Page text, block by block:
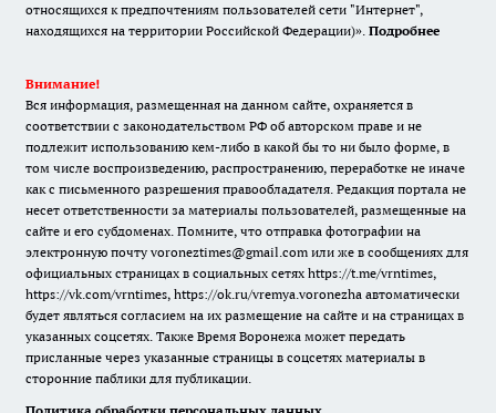
относящихся к предпочтениям пользователей сети "Интернет",
находящихся на территории Российской Федерации)». Подробнее
Внимание!
Вся информация, размещенная на данном сайте, охраняется в
соответствии с законодательством РФ об авторском праве и не
подлежит использованию кем-либо в какой бы то ни было форме, в
том числе воспроизведению, распространению, переработке не иначе
как с письменного разрешения правообладателя. Редакция портала не
несет ответственности за материалы пользователей, размещенные на
сайте и его субдоменах. Помните, что отправка фотографии на
электронную почту voroneztimes@gmail.com или же в сообщениях для
официальных страницах в социальных сетях https://t.me/vrntimes,
https://vk.com/vrntimes, https://ok.ru/vremya.voronezha автоматически
будет являться согласием на их размещение на сайте и на страницах в
указанных соцсетях. Также Время Воронежа может передать
присланные через указанные страницы в соцсетях материалы в
сторонние паблики для публикации.